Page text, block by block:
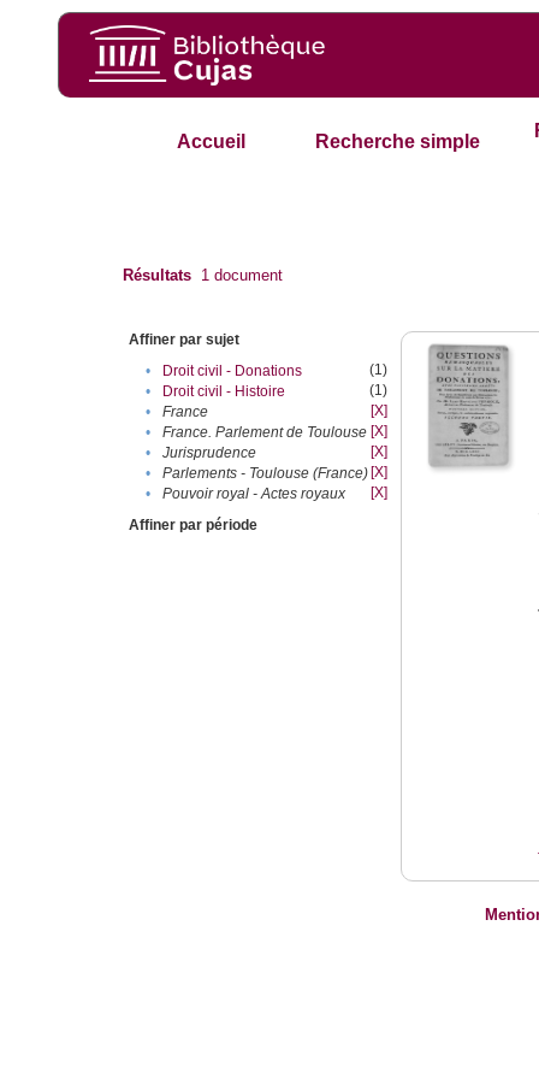
Accueil Recherche simple
Résultats 1 document
Affiner par sujet
•
Droit civil - Donations
(1)
•
Droit civil - Histoire
(1)
•
France
[X]
•
France. Parlement de Toulouse [X]
•
Jurisprudence
[X]
•
Parlements - Toulouse (France) [X]
•
Pouvoir royal - Actes royaux
[X]
Affiner par période